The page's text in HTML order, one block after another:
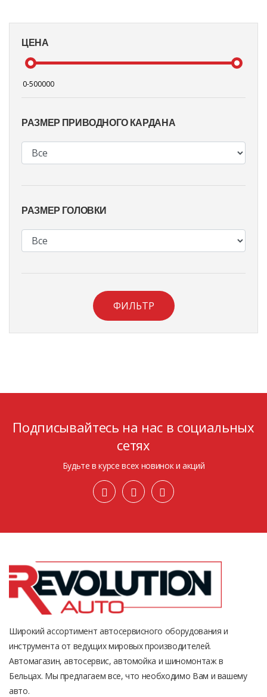
ЦЕНА
РАЗМЕР ПРИВОДНОГО КАРДАНА
РАЗМЕР ГОЛОВКИ
ФИЛЬТР
Подписывайтесь на нас в социальных
сетях
Будьте в курсе всех новинок и акций
Широкий ассортимент автосервисного оборудования и
инструмента от ведущих мировых производителей.
Автомагазин, автосервис, автомойка и шиномонтаж в
Бельцах. Мы предлагаем все, что необходимо Вам и вашему
авто.